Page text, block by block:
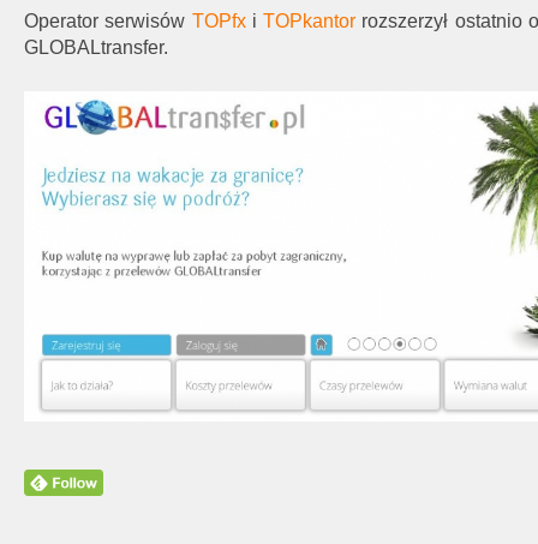
Operator serwisów TOPfxiTOPkantor rozszerzył ostatnio
GLOBALtransfer.